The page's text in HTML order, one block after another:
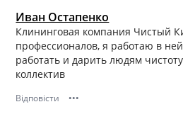
Иван Остапенко
Клининговая компания Чистый
профессионалов, я работаю в
работать и дарить людям
коллектив
Відповісти •••